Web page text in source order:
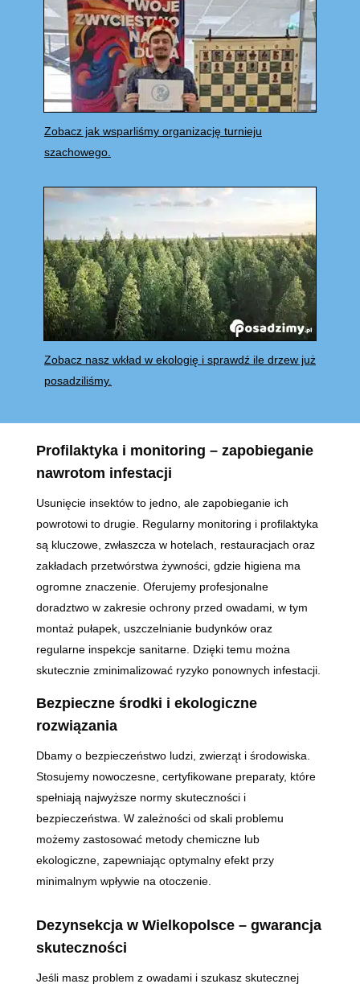
Zobacz jak wsparliśmy organizację turnieju
szachowego.
Zobacz nasz wkład w ekologię i sprawdź ile drzew już
posadziliśmy.
Profilaktyka i monitoring – zapobieganie
nawrotom infestacji
Usunięcie insektów to jedno, ale zapobieganie ich
powrotowi to drugie. Regularny monitoring i profilaktyka
są kluczowe, zwłaszcza w hotelach, restauracjach oraz
zakładach przetwórstwa żywności, gdzie higiena ma
ogromne znaczenie. Oferujemy profesjonalne
doradztwo w zakresie ochrony przed owadami, w tym
montaż pułapek, uszczelnianie budynków oraz
regularne inspekcje sanitarne. Dzięki temu można
skutecznie zminimalizować ryzyko ponownych infestacji.
Bezpieczne środki i ekologiczne
rozwiązania
Dbamy o bezpieczeństwo ludzi, zwierząt i środowiska.
Stosujemy nowoczesne, certyfikowane preparaty, które
spełniają najwyższe normy skuteczności i
bezpieczeństwa. W zależności od skali problemu
możemy zastosować metody chemiczne lub
ekologiczne, zapewniając optymalny efekt przy
minimalnym wpływie na otoczenie.
Dezynsekcja w Wielkopolsce – gwarancja
skuteczności
Jeśli masz problem z owadami i szukasz skutecznej